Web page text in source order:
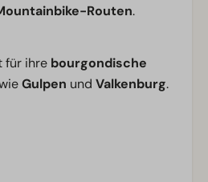
Routen.
für ihre bourgondische
Gulpen und Valkenburg.